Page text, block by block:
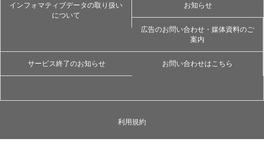
インフォマティブデータの取り扱い
について
お知らせ
広告のお問い合わせ・媒体資料のご
案内
サービス終了のお知らせ お問い合わせはこちら
利用規約